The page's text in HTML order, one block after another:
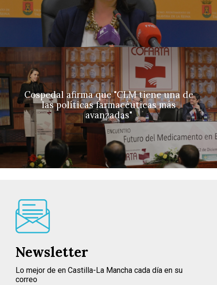
Cospedal afirma que "CLM tiene una de
las políticas farmacéuticas más
avanzadas"
Newsletter
Lo mejor de en Castilla-La Mancha cada día en su
correo